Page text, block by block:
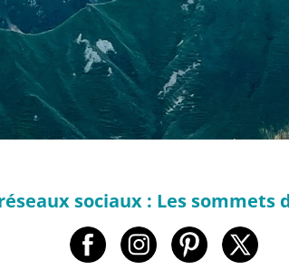
sociaux : Les sommets